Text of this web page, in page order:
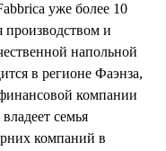
уже более 10
производством и
напольной
в регионе Фаэнза,
компании
семья
компаний в